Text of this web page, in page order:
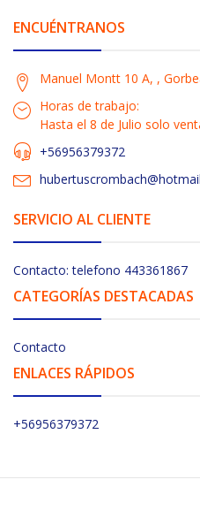
ENCUÉNTRANOS
Manuel Montt 10 A, ,
Horas de trabajo:
Hasta el 8 de Julio solo
+56956379372
SERVICIO AL CLIENTE
Contacto: telefono 443361867
CATEGORÍAS DESTACADAS
Contacto
ENLACES RÁPIDOS
+56956379372